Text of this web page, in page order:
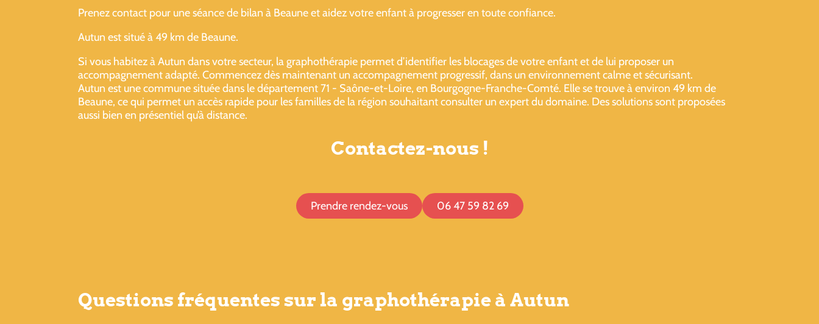
Prenez contact pour une séance de bilan à Beaune et aidez votre enfant à progresser en toute confiance.
Autun est situé à 49 km de Beaune.
Si vous habitez à Autun dans votre secteur, la graphothérapie permet d’identifier les blocages de votre enfant et de lui proposer un
accompagnement adapté. Commencez dès maintenant un accompagnement progressif, dans un environnement calme et sécurisant.
Autun est une commune située dans le département 71 - Saône-et-Loire, en Bourgogne-Franche-Comté. Elle se trouve à environ 49 km de
Beaune, ce qui permet un accès rapide pour les familles de la région souhaitant consulter un expert du domaine. Des solutions sont proposées
aussi bien en présentiel qu’à distance.
Contactez-nous !
Prendre rendez-vous 06 47 59 82 69
Questions fréquentes sur la graphothérapie à Autun